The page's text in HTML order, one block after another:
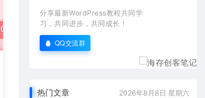
分享最新WordPress教程共同学
习，共同进步，共同成长！
QQ交流群
热门文章 2026年8月8日 星期六